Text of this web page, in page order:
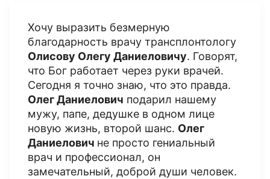
Хочу выразить безмерную
благодарность врачу трансплонтологу
Олисову Олегу Даниеловичу. Говорят,
что Бог работает через руки врачей.
Сегодня я точно знаю, что это правда.
Олег Даниелович подарил нашему
мужу, папе, дедушке в одном лице
новую жизнь, второй шанс. Олег
Даниелович не просто гениальный
врач и профессионал, он
замечательный, доброй души человек.